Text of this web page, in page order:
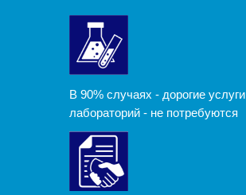
В 90% случаях - дорогие услуги
лабораторий - не потребуются